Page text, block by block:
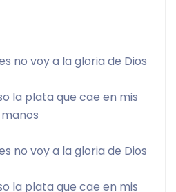
no voy a la gloria de Dios
manos
no voy a la gloria de Dios